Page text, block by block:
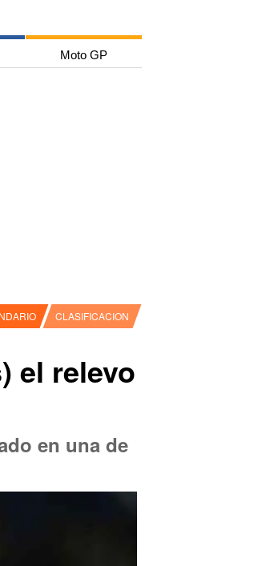
Moto GP
CLASIFICACION
el relevo
en una de